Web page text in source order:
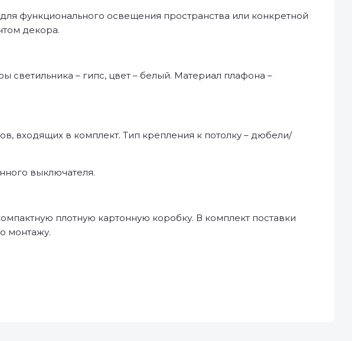
функционального освещения пространства или конкретной
декора.
светильника – гипс, цвет – белый. Материал плафона –
входящих в комплект. Тип крепления к потолку – дюбели/
выключателя.
плотную картонную коробку. В комплект поставки
монтажу.